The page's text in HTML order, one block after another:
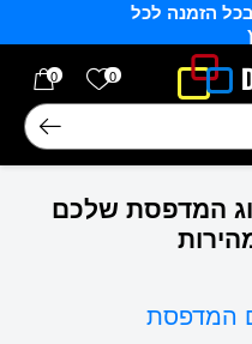
הזמנה לכל
0 הרשימה
0
המדפסת שלכם
המדפסת